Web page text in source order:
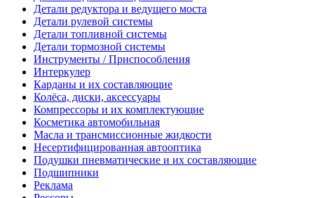
Детали редуктора и ведущего моста
Детали рулевой системы
Детали топливной системы
Детали тормозной системы
Инструменты / Приспособления
Интеркулер
Карданы и их составляющие
Колёса, диски, аксессуары
Компрессоры и их комплектующие
Косметика автомобильная
Масла и трансмиссионные жидкости
Несертифицированная автооптика
Подушки пневматические и их составляющие
Подшипники
Реклама